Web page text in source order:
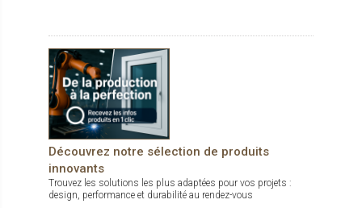
Découvrez notre sélection de produits
innovants
Trouvez les solutions les plus adaptées pour vos projets :
design, performance et durabilité au rendez-vous